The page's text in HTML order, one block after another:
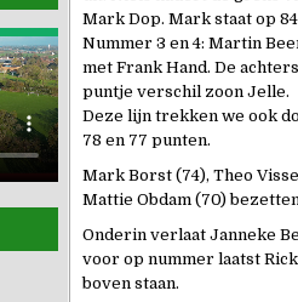
Mark Dop. Mark staat op
Nummer 3 en 4: Martin
met Frank Hand. De
puntje verschil zoon Jelle.
Deze lijn trekken we ook
78 en 77 punten.
Mark Borst (74), Theo
Mattie Obdam (70)
Onderin verlaat Janneke
voor op nummer laatst
boven staan.